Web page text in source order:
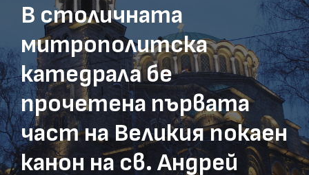
В столичната
митрополитска
катедрала бе
прочетена първата
част на Великия покаен
канон на св. Андрей